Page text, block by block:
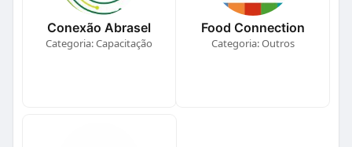
Conexão Abrasel
Categoria: Capacitação
Food Connection
Categoria: Outros